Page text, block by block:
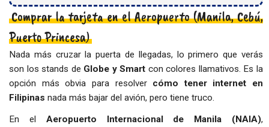
Comprar la tarjeta en el Aeropuerto (Manila, Cebú,
Puerto Princesa)
Nada más cruzar la puerta de llegadas, lo primero que verás
son los stands de Globe y Smart con colores llamativos. Es la
opción más obvia para resolver cómo tener internet en
Filipinas nada más bajar del avión, pero tiene truco.
En el Aeropuerto Internacional de Manila (NAIA),